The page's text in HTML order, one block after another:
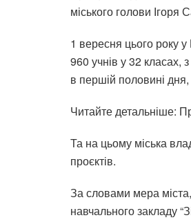
міського голови Ігоря
1 вересня цього року
960 учнів у 32 класах,
в першій половині дня,
Читайте детальніше:
Та на цьому міська
проєктів.
За словами мера міста,
навчального закладу